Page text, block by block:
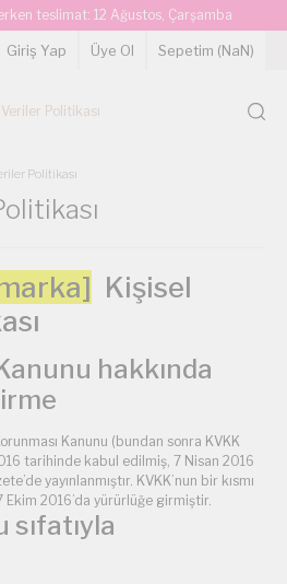
teslimat: 12 Ağustos, Çarşamba
Giriş Yap Üye Ol Sepetim (NaN)
Politikası
Kişisel
hakkında
Kanunu (bundan sonra KVKK
tarihinde kabul edilmiş, 7 Nisan 2016
yayınlanmıştır. KVKK’nun bir kısmı
Ekim 2016’da yürürlüğe girmiştir.